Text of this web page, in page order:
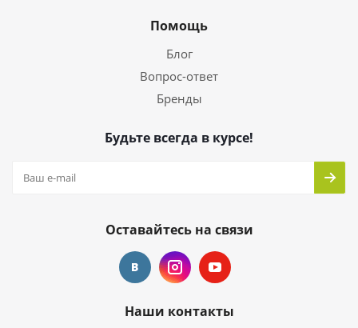
Помощь
Блог
Вопрос-ответ
Бренды
Будьте всегда в курсе!
Оставайтесь на связи
Наши контакты